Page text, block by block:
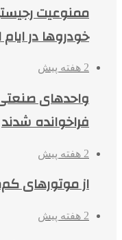
ممنوعیت
خودروها در ایام
2 هفته پیش
واحدهای صنعتی
فراخوانده شدند
2 هفته پیش
از موتورهای
2 هفته پیش